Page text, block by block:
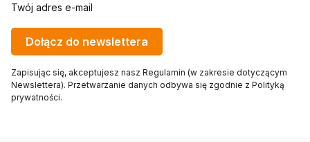
Twój adres e-mail
Dołącz do newslettera
Zapisując się, akceptujesz nasz Regulamin (w zakresie dotyczącym
Newslettera). Przetwarzanie danych odbywa się zgodnie z Polityką
prywatności.